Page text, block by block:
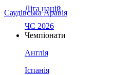
Саудівська Аравія
Ліга націй
ЧС 2026
Чемпіонати
Англія
Іспанія